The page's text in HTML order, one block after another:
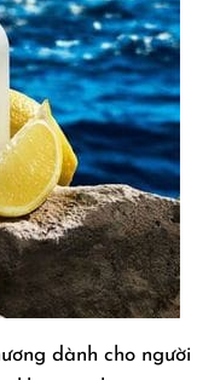
dành cho người